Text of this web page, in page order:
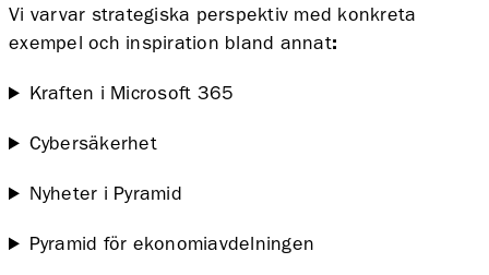
Vi varvar strategiska perspektiv med konkreta
exempel och inspiration bland annat:
Kraften i Microsoft 365
Cybersäkerhet
Nyheter i Pyramid
Pyramid för ekonomiavdelningen